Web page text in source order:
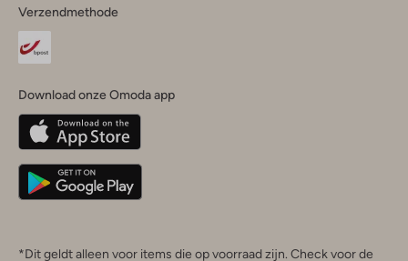
je
land
Belgique(Français)
Deutschland
Verzendmethode
Download onze Omoda app
*Dit geldt alleen voor items die op voorraad zijn. Check voor de